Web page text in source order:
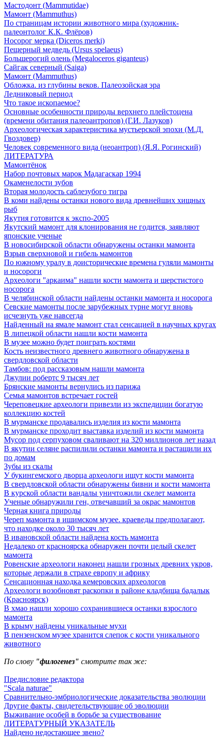
Мастодонт (Mammutidae)
Мамонт (Mammuthus)
По страницам истории животного мира (художник-
палеонтолог К.К. Флёров)
Носорог мерка (Diceros merki)
Пещерный медведь (Ursus spelaeus)
Большерогий олень (Megaloceros giganteus)
Сайгак северный (Saiga)
Мамонт (Mammuthus)
Обложка. из глубины веков. Палеозойская эра
Ледниковый период
Что такое ископаемое?
Основные особенности природы верхнего плейстоцена
(времени обитания палеоантропов) (Г.И. Лазуков)
Археологическая характеристика мустьерской эпохи (М.Д.
Гвоздовер)
Человек современного вида (неоантроп) (Я.Я. Рогинский)
ЛИТЕРАТУРА
Мамонтёнок
Набор почтовых марок Мадагаскар 1994
Окаменелости зубов
Вторая молодость саблезубого тигра
В коми найдены останки нового вида древнейших хищных
рыб
Якутия готовится к экспо-2005
Якутский мамонт для клонирования не годится, заявляют
японские ученые
В новосибирской области обнаружены останки мамонта
Взрыв сверхновой и гибель мамонтов
По южному уралу в доисторические времена гуляли мамонты
и носороги
Археологи "аркаима" нашли кости мамонта и шерстистого
носорога
В челябинской области найдены останки мамонта и носорога
Севские мамонты после зарубежных турне могут вновь
исчезнуть уже навсегда
Найденный на ямале мамонт стал сенсацией в научных кругах
В липецкой области нашли кости мамонта
В музее можно будет поиграть костями
Кость неизвестного древнего животного обнаружена в
свердловской области
Тамбов: под рассказовым нашли мамонта
Джулии робертс 9 тысяч лет
Брянские мамонты вернулись из парижа
Семья мамонтов встречает гостей
Череповецкие археологи привезли из экспедиции богатую
коллекцию костей
В мурманске продавались изделия из кости мамонта
В мурманске проходит выставка изделий из кости мамонта
Мусор под cерпуховом сваливают на 320 миллионов лет назад
В якутии селяне распилили останки мамонта и растащили их
по домам
Зубы из скалы
У букингемского дворца археологи ищут кости мамонта
В свердловской области обнаружены бивни и кости мамонта
В курской области вандалы уничтожили скелет мамонта
Ученые обнаружили ген, отвечавший за окрас мамонтов
Черная книга природы
Череп мамонта в ишимском музее. краеведы предполагают,
что находке около 30 тысяч лет
В ивановской области найдена кость мамонта
Недалеко от красноярска обнаружен почти целый скелет
мамонта
Ровенские археологи наконец нашли грозных древних укров,
которые держали в страхе европу и африку
Сенсационная находка кемеровских археологов
Археологи возобновят раскопки в районе кладбища бадалык
(Красноярск)
В хмао нашли хорошо сохранившиеся останки взрослого
мамонта
В крыму найдены уникальные мухи
В пензенском музее хранится слепок с кости уникального
животного
По слову "филогенез" смотрите так же:
Предисловие редактора
"Scala naturae"
Сравнительно-эмбриологические доказательства эволюции
Другие факты, свидетельствующие об эволюции
Выживание особей в борьбе за существование
ЛИТЕРАТУРНЫЙ УКАЗАТЕЛЬ
Найдено недостающее звено?